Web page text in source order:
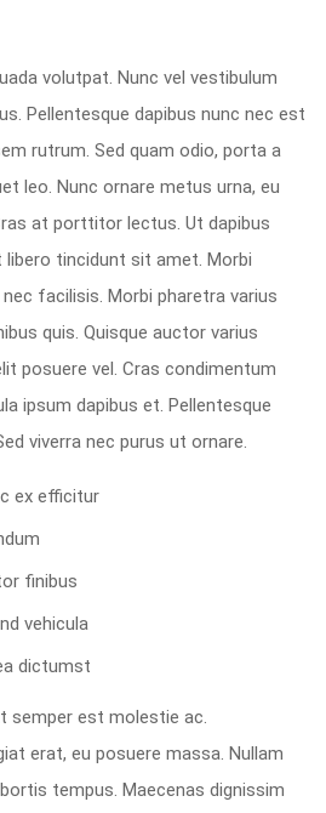
volutpat. Nunc vel vestibulum
Pellentesque dapibus nunc nec est
rutrum. Sed quam odio, porta a
leo. Nunc ornare metus urna, eu
at porttitor lectus. Ut dapibus
libero tincidunt sit amet. Morbi
facilisis. Morbi pharetra varius
quis. Quisque auctor varius
posuere vel. Cras condimentum
ipsum dapibus et. Pellentesque
viverra nec purus ut ornare.
ex efficitur
finibus
vehicula
dictumst
semper est molestie ac.
erat, eu posuere massa. Nullam
tempus. Maecenas dignissim